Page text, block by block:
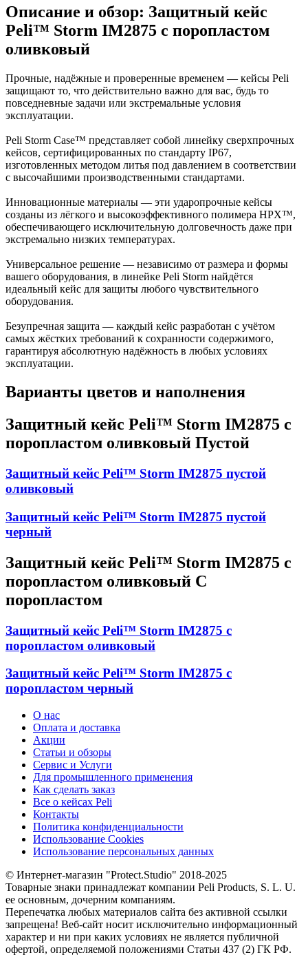
Описание и обзор: Защитный кейс
Peli™ Storm IM2875 с поропластом
оливковый
Прочные, надёжные и проверенные временем — кейсы Peli
защищают то, что действительно важно для вас, будь то
повседневные задачи или экстремальные условия
эксплуатации.
Peli Storm Case™ представляет собой линейку сверхпрочных
кейсов, сертифицированных по стандарту IP67,
изготовленных методом литья под давлением в соответствии
с высочайшими производственными стандартами.
Инновационные материалы — эти ударопрочные кейсы
созданы из лёгкого и высокоэффективного полимера HPX™,
обеспечивающего исключительную долговечность даже при
экстремально низких температурах.
Универсальное решение — независимо от размера и формы
вашего оборудования, в линейке Peli Storm найдётся
идеальный кейс для защиты любого чувствительного
оборудования.
Безупречная защита — каждый кейс разработан с учётом
самых жёстких требований к сохранности содержимого,
гарантируя абсолютную надёжность в любых условиях
эксплуатации.
Варианты цветов и наполнения
Защитный кейс Peli™ Storm IM2875 с
поропластом оливковый Пустой
Защитный кейс Peli™ Storm IM2875 пустой
оливковый
Защитный кейс Peli™ Storm IM2875 пустой
черный
Защитный кейс Peli™ Storm IM2875 с
поропластом оливковый С
поропластом
Защитный кейс Peli™ Storm IM2875 с
поропластом оливковый
Защитный кейс Peli™ Storm IM2875 с
поропластом черный
О нас
Оплата и доставка
Акции
Статьи и обзоры
Сервис и Услуги
Для промышленного применения
Как сделать заказ
Все о кейсах Peli
Контакты
Политика конфиденциальности
Использование Cookies
Использование персональных данных
© Интернет-магазин "Protect.Studio" 2018-2025
Товарные знаки принадлежат компании Peli Products, S. L. U.
ее основным, дочерним компаниям.
Перепечатка любых материалов сайта без активной ссылки
запрещена! Веб-сайт носит исключительно информационный
характер и ни при каких условиях не является публичной
офертой, определяемой положениями Статьи 437 (2) ГК РФ.